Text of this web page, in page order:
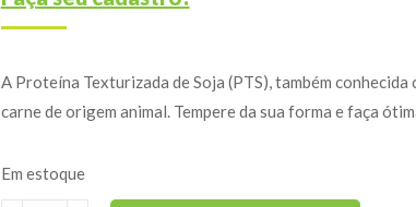
A Proteína Texturizada de Soja (PTS), também
carne de origem animal. Tempere da sua forma e faça
Em estoque